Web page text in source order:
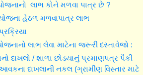
લાભ કોને મળવા પાત્ર છે ?
હેઠળ મળવાપાત્ર લાભ
લાભ લેવા માટેના જરૂરી દસ્તાવેજો :
દાખલો / શાળા છોડયાનું પ્રમાણપત્ર પૈકી
દાખલાની નકલ (ગ્રામીણ વિસ્તાર માટે